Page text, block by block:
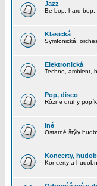
Jazz
Be-bop, hard-bop,
Klasická
Symfonická,
Elektronická
Techno, ambient,
Pop, disco
Rôzne druhy
Iné
Ostatné štýly
Koncerty,
Koncerty a